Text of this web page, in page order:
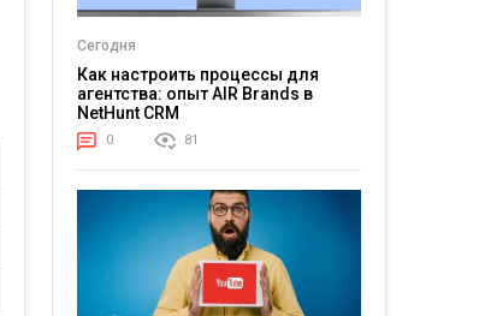
Сегодня
Как настроить процессы для
агентства: опыт AIR Brands в
NetHunt CRM
0 81